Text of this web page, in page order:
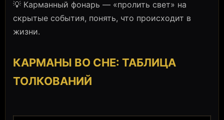
💡 Карманный фонарь — «пролить свет» на
скрытые события, понять, что происходит в
жизни.
КАРМАНЫ ВО СНЕ: ТАБЛИЦА
ТОЛКОВАНИЙ